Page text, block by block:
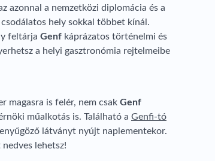
azonnal a nemzetközi diplomácia és a
hely sokkal többet kínál.
feltárja Genf káprázatos történelmi és
a helyi gasztronómia rejtelmeibe
magasra is felér, nem csak Genf
műalkotás is. Található a Genfi-tó
látványt nyújt naplementekor.
lehetsz!